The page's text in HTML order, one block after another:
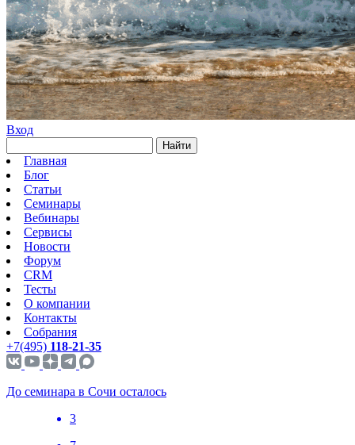
Вход
Найти
Главная
Блог
Статьи
Семинары
Вебинары
Сервисы
Новости
Форум
CRM
Тесты
О компании
Контакты
Собрания
+7(495) 118-21-35
До семинара в Сочи осталось
3